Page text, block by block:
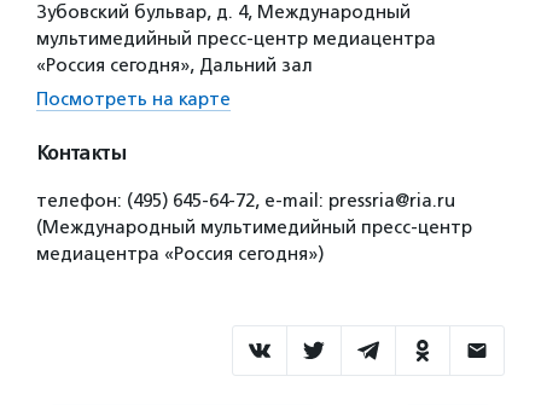
Зубовский бульвар, д. 4, Международный
мультимедийный пресс-центр медиацентра
«Россия сегодня», Дальний зал
Посмотреть на карте
Контакты
телефон: (495) 645-64-72, е-mail: pressria@ria.ru
(Международный мультимедийный пресс-центр
медиацентра «Россия сегодня»)